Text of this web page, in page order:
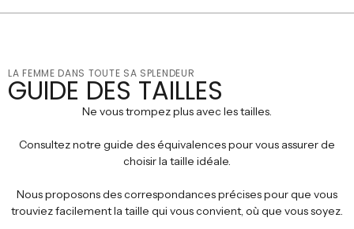
LA FEMME DANS TOUTE SA SPLENDEUR
GUIDE DES TAILLES
Ne vous trompez plus avec les tailles.
Consultez notre guide des équivalences pour vous assurer de
choisir la taille idéale.
Nous proposons des correspondances précises pour que vous
trouviez facilement la taille qui vous convient, où que vous soyez.